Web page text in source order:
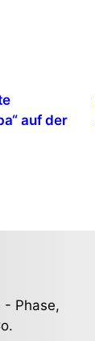
auf der
- Phase,